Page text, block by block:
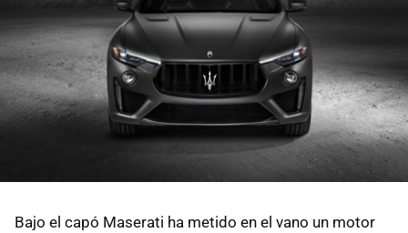
Bajo el capó Maserati ha metido en el vano un motor